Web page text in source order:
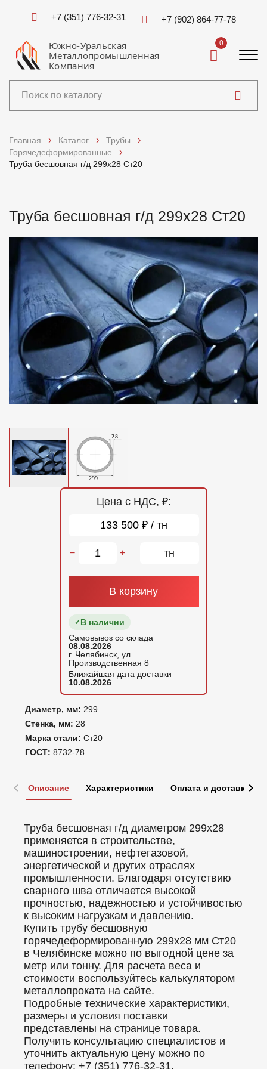
+7 (351) 776-32-31 +7 (902) 864-77-78
Южно-Уральская
Металлопромышленная
Компания
0
Услуги
Доставка и оплата
О компании
Отзывы
Контакты
Главная Каталог
Трубы
Горячедеформированные
Труба бесшовная г/д 299х28 Ст20
Труба бесшовная г/д 299х28 Ст20
Диаметр, мм: 299
Стенка, мм: 28
Марка стали: Ст20
ГОСТ: 8732-78
Цена с НДС, ₽:
133 500 ₽ / тн
− + тн
В корзину
В наличии
Самовывоз со склада
08.08.2026
г. Челябинск, ул.
Производственная 8
Ближайшая дата доставки
10.08.2026
Описание Характеристики Оплата и доставка
Труба бесшовная г/д диаметром 299x28
применяется в строительстве,
машиностроении, нефтегазовой,
энергетической и других отраслях
промышленности. Благодаря отсутствию
сварного шва отличается высокой
прочностью, надежностью и устойчивостью
к высоким нагрузкам и давлению.
Купить трубу бесшовную
горячедеформированную 299x28 мм Ст20
в Челябинске можно по выгодной цене за
метр или тонну. Для расчета веса и
стоимости воспользуйтесь калькулятором
металлопроката на сайте.
Подробные технические характеристики,
размеры и условия поставки
представлены на странице товара.
Получить консультацию специалистов и
уточнить актуальную цену можно по
телефону: +7 (351) 776-32-31.